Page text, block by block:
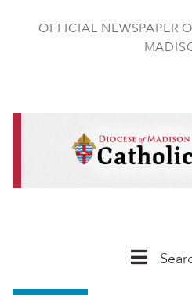
OFFICIAL NEWSPAPER
Main